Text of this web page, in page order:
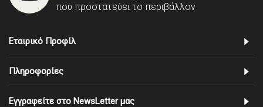
που προστατεύει το περιβάλλον
Εταιρικό Προφίλ
Πληροφορίες
Εγγραφείτε στο NewsLetter μας